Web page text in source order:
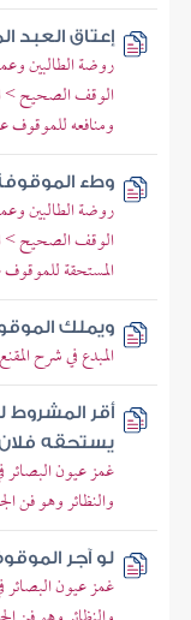
إعتاق العبد
روضة الطالبين
الوقف الصحيح >
ومنافعه للموقوف
وطء
روضة الطالبين
الوقف الصحيح >
المستحقة للموقوف
ويملك
المبدع في شرح
أقر المشروط
يستحقه
غمز عيون البصائر
والنظائر وهو فن
لو آجر
غمز عيون البصائر